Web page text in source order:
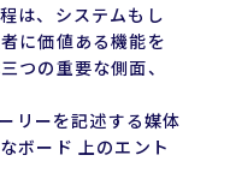
は、システムもし
に価値ある機能を
つの重要な側面、
リーを記述する媒体
ボード 上のエント